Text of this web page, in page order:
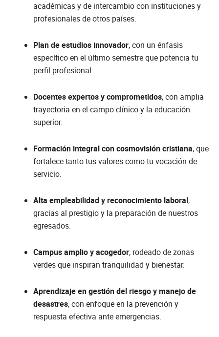
académicas y de intercambio con instituciones y
profesionales de otros países.
Plan de estudios innovador, con un énfasis
específico en el último semestre que potencia tu
perfil profesional.
Docentes expertos y comprometidos, con amplia
trayectoria en el campo clínico y la educación
superior.
Formación integral con cosmovisión cristiana, que
fortalece tanto tus valores como tu vocación de
servicio.
Alta empleabilidad y reconocimiento laboral,
gracias al prestigio y la preparación de nuestros
egresados.
Campus amplio y acogedor, rodeado de zonas
verdes que inspiran tranquilidad y bienestar.
Aprendizaje en gestión del riesgo y manejo de
desastres, con enfoque en la prevención y
respuesta efectiva ante emergencias.